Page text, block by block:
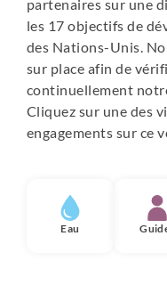
partenaires sur une
les 17 objectifs de
des Nations-Unis.
sur place afin de
continuellement
Cliquez sur une des
engagements sur ce
Eau